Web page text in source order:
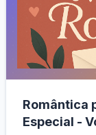
Romântica
Especial -